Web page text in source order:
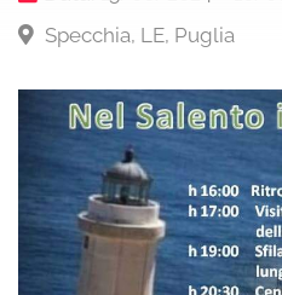
Specchia, LE, Puglia